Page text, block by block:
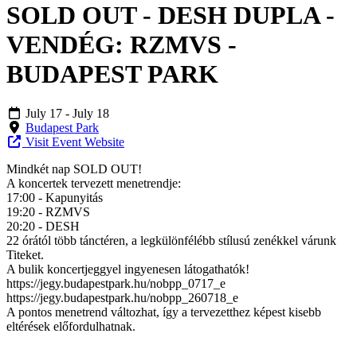
SOLD OUT - DESH DUPLA -
VENDÉG: RZMVS -
BUDAPEST PARK
July 17 - July 18
Budapest Park
Visit Event Website
Mindkét nap SOLD OUT!
A koncertek tervezett menetrendje:
17:00 - Kapunyitás
19:20 - RZMVS
20:20 - DESH
22 órától több tánctéren, a legkülönfélébb stílusú zenékkel várunk
Titeket.
A bulik koncertjeggyel ingyenesen látogathatók!
https://jegy.budapestpark.hu/nobpp_0717_e
https://jegy.budapestpark.hu/nobpp_260718_e
A pontos menetrend változhat, így a tervezetthez képest kisebb
eltérések előfordulhatnak.